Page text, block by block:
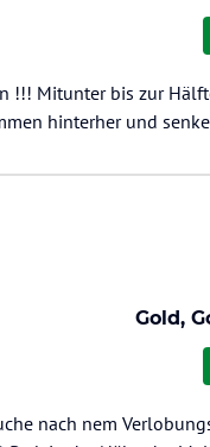
!!! Mitunter bis zur
hinterher und
Gold,
nach nem